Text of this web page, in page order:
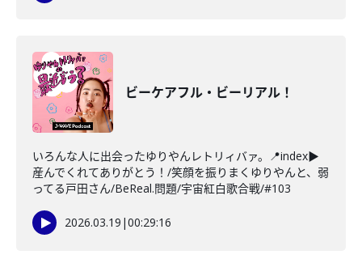
ビーケアフル・ビーリアル！
いろんな人に出会ったゆりやんレトリィバァ。📍index▶
産んでくれてありがとう！/笑顔を振りまくゆりやんと、弱
ってる戸田さん/BeReal.問題/宇宙紅白歌合戦/#103
2026.03.19 |00:29:16